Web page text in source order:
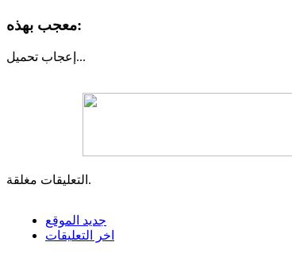
معجب بهذه:
إعجاب تحميل...
التعليقات مغلقة.
جديد الموقع
اخر التعليقات